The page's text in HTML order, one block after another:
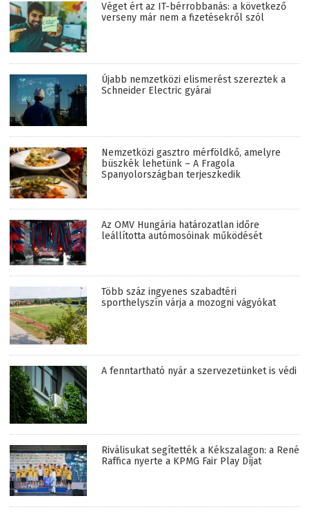
Véget ért az IT-bérrobbanás: a következő
verseny már nem a fizetésekről szól
Újabb nemzetközi elismerést szereztek a
Schneider Electric gyárai
Nemzetközi gasztro mérföldkő, amelyre
büszkék lehetünk – A Fragola
Spanyolországban terjeszkedik
Az OMV Hungária határozatlan időre
leállította autómosóinak működését
Több száz ingyenes szabadtéri
sporthelyszín várja a mozogni vágyókat
A fenntartható nyár a szervezetünket is védi
Riválisukat segítették a Kékszalagon: a René
Raffica nyerte a KPMG Fair Play Díjat